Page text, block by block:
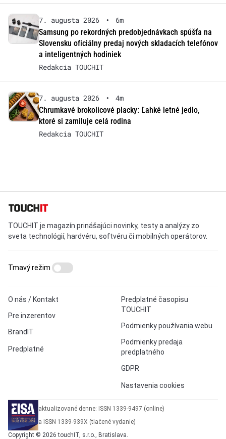
7. augusta 2026 •
6m
Samsung po rekordných predobjednávkach spúšťa na
Slovensku oficiálny predaj nových skladacích telefónov
a inteligentných hodiniek
Redakcia TOUCHIT
7. augusta 2026 •
4m
Chrumkavé brokolicové placky: Ľahké letné jedlo,
ktoré si zamiluje celá rodina
Redakcia TOUCHIT
TOUCHIT je magazín prinášajúci novinky, testy a analýzy zo
sveta technológií, hardvéru, softvéru či mobilných operátorov.
O nás / Kontakt
Pre inzerentov
BrandIT
Predplatné
Predplatné časopisu
TOUCHIT
Podmienky používania webu
Podmienky predaja
predplatného
GDPR
Nastavenia cookies
Tmavý režim
aktualizované denne: ISSN 1339-9497 (online)
a ISSN 1339-939X (tlačené vydanie)
Copyright © 2026 touchIT, s.r.o., Bratislava.